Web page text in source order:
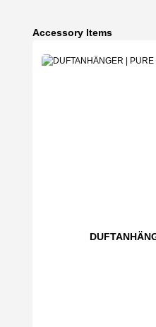
Produktgalerie überspringen
Accessory Items